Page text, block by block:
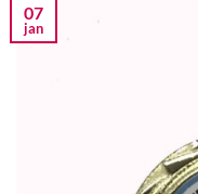
07
jan